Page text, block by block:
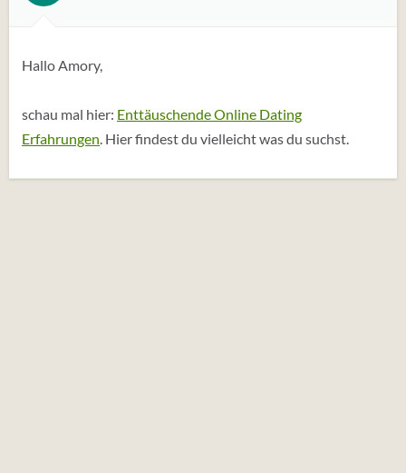
n
n
Hallo Amory,
schau mal hier: Enttäuschende Online Dating
Erfahrungen. Hier findest du vielleicht was du suchst.